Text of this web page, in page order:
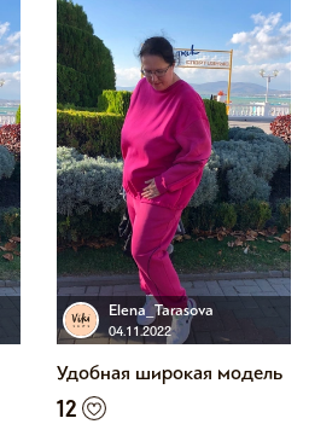
Elena_Tarasova
04.11.2022
Удобная широкая модель
12